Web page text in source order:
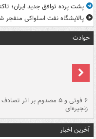
پشت پرده توافق جدید ایران؛
پالایشگاه نفت اسلواکی منفجر
حوادث
۶ فوتی و ۵ مصدوم بر اثر تصادف
زنجیره‌ای
آخرین اخبار